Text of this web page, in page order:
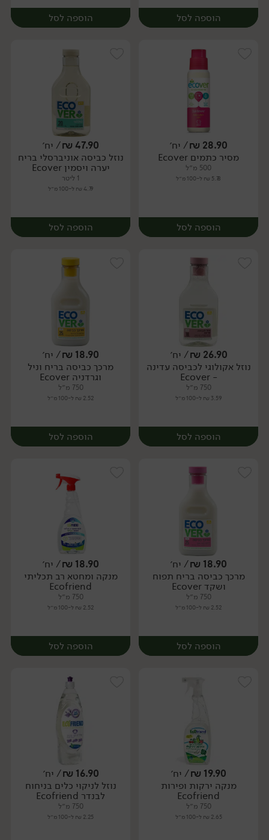
הוספה לסל
יח׳
הוספה לסל
יח׳
28.90
₪/ יח׳
מסיר כתמים Ecover
500 מ״ל
5.78 ₪ ל-100 מ״ל
הוספה לסל
יח׳
47.90
₪/ יח׳
נוזל כביסה אוניברסלי בריח
יערה ויסמין Ecover
1 ליטר
4.79 ₪ ל-100 מ״ל
הוספה לסל
יח׳
26.90
₪/ יח׳
נוזל אקולוגי לכביסה עדינה
- Ecover
750 מ״ל
3.59 ₪ ל-100 מ״ל
הוספה לסל
יח׳
18.90
₪/ יח׳
מרכך כביסה בריח וניל
וגרדניה Ecover
750 מ״ל
2.52 ₪ ל-100 מ״ל
הוספה לסל
יח׳
18.90
₪/ יח׳
מרכך כביסה בריח תפוח
ושקד Ecover
750 מ״ל
2.52 ₪ ל-100 מ״ל
הוספה לסל
יח׳
18.90
₪/ יח׳
מנקה ומחטא רב תכליתי
Ecofriend
750 מ״ל
2.52 ₪ ל-100 מ״ל
הוספה לסל
יח׳
19.90
₪/ יח׳
מנקה ירקות ופירות
Ecofriend
750 מ״ל
2.65 ₪ ל-100 מ״ל
16.90
₪/ יח׳
נוזל לניקוי כלים בניחוח
לבנדר Ecofriend
750 מ״ל
2.25 ₪ ל-100 מ״ל